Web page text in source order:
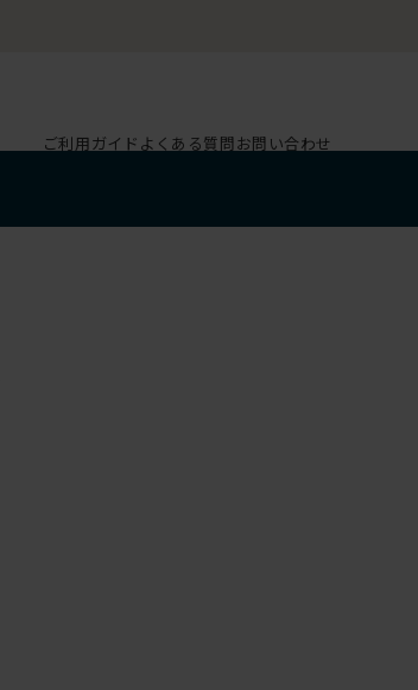
ご利用ガイド よくある質問お問い合わせ